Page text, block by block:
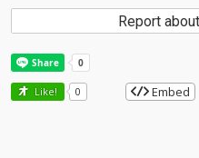
Report
Like! 0 Embed